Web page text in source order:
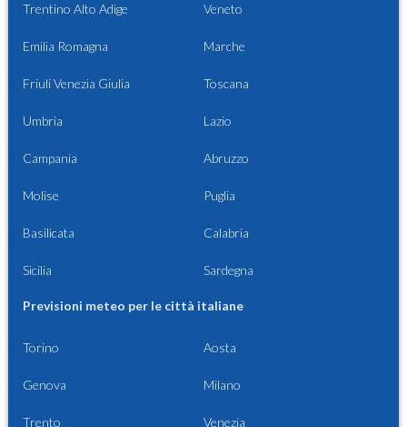
Trentino Alto Adige Veneto
Emilia Romagna Marche
Friuli Venezia Giulia Toscana
Umbria Lazio
Campania Abruzzo
Molise Puglia
Basilicata Calabria
Sicilia Sardegna
Previsioni meteo per le città italiane
Torino Aosta
Genova Milano
Trento Venezia